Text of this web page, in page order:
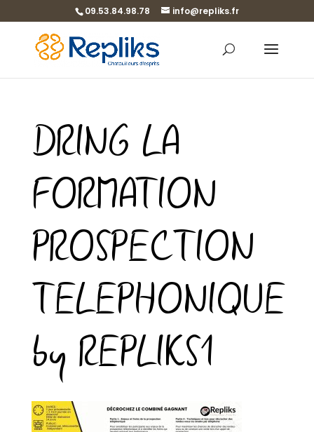
09.53.84.98.78 info@repliks.fr
DRING LA
FORMATION
PROSPECTION
TELEPHONIQUE
by REPLIKS1